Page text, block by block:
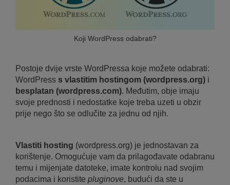
Koji WordPress odabrati?
Postoje dvije vrste WordPressa koje možete odabrati:
WordPress s vlastitim hostingom (wordpress.org) i
besplatan (wordpress.com). Međutim, obje imaju
svoje prednosti i nedostatke koje treba uzeti u obzir
prije nego što se odlučite za jednu od njih.
Vlastiti hosting (wordpress.org) je jednostavan za
korištenje. Omogućuje vam da prilagođavate odabranu
temu i mijenjate datoteke, imate kontrolu nad svojim
podacima i koristite pluginove, budući da ste u